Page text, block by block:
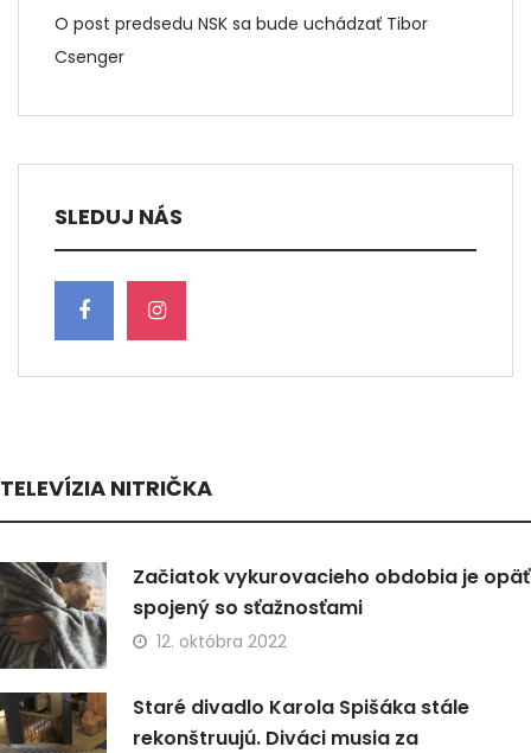
O post predsedu NSK sa bude uchádzať Tibor
Csenger
SLEDUJ NÁS
TELEVÍZIA NITRIČKA
Začiatok vykurovacieho obdobia je opäť
spojený so sťažnosťami
12. októbra 2022
Staré divadlo Karola Spišáka stále
rekonštruujú. Diváci musia za